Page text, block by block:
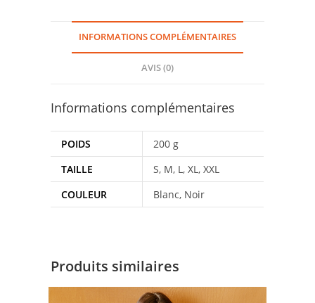
INFORMATIONS COMPLÉMENTAIRES
AVIS (0)
Informations complémentaires
POIDS
200 g
TAILLE
S, M, L, XL, XXL
COULEUR
Blanc, Noir
Produits similaires